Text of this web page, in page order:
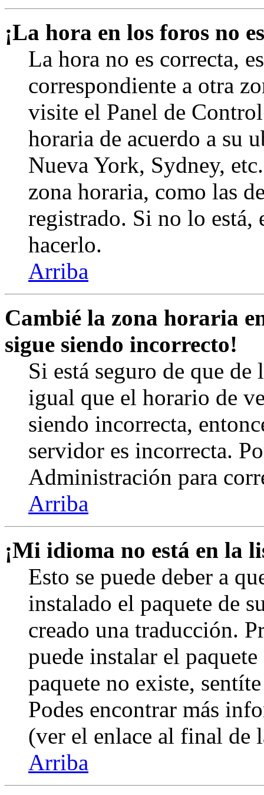
¡La hora en los foros no
La hora no es correcta,
correspondiente a otra
visite el Panel de
horaria de acuerdo a su
Nueva York, Sydney,
zona horaria, como las
registrado. Si no lo está,
hacerlo.
Arriba
Cambié la zona horaria
sigue siendo incorrecto!
Si está seguro de que
igual que el horario de
siendo incorrecta,
servidor es incorrecta.
Administración para
Arriba
¡Mi idioma no está en la
Esto se puede deber a
instalado el paquete de
creado una traducción.
puede instalar el
paquete no existe,
Podes encontrar más
(ver el enlace al final de
Arriba